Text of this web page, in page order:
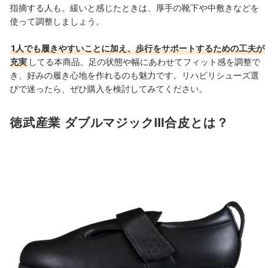
指摘する人も。緩いと感じたときは、厚手の靴下や中敷きなどを
使って調整しましょう。
1人でも履きやすいことに加え、歩行をサポートするための工夫が
充実 してる本商品。足の状態や幅にあわせてフィット感を調整で
き、好みの履き心地を作れるのも魅力です。リハビリシューズ選
びで迷ったら、ぜひ購入を検討してみてください。
徳武産業 ダブルマジックⅢ合皮とは？